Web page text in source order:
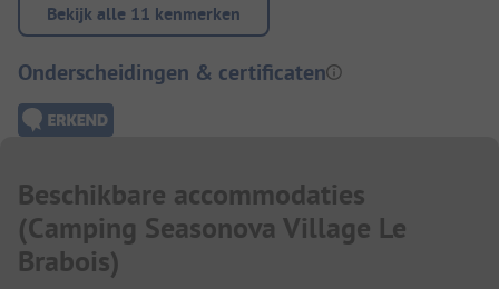
Bekijk alle 11 kenmerken
Onderscheidingen & certificaten
Beschikbare accommodaties
(Camping Seasonova Village Le
Brabois)